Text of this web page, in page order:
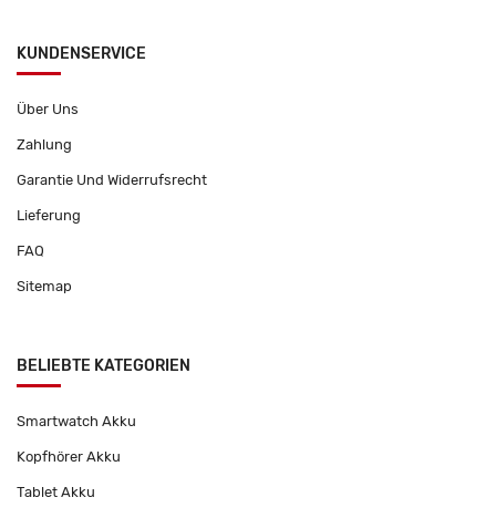
KUNDENSERVICE
Über Uns
Zahlung
Garantie Und Widerrufsrecht
Lieferung
FAQ
Sitemap
BELIEBTE KATEGORIEN
Smartwatch Akku
Kopfhörer Akku
Tablet Akku